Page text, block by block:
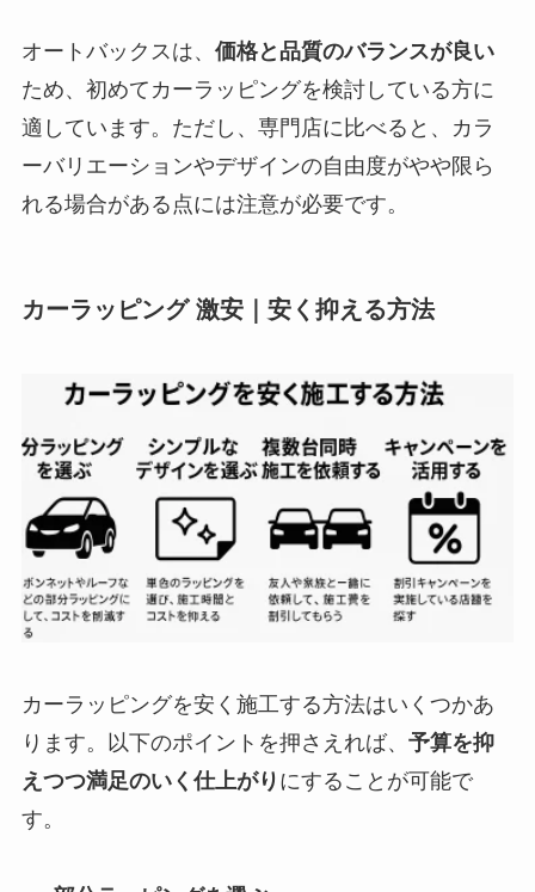
オートバックスは、 価格と品質のバランスが良い
ため、初めてカーラッピングを検討している方に
適しています。ただし、専門店に比べると、カラ
ーバリエーションやデザインの自由度がやや限ら
れる場合がある点には注意が必要です。
カーラッピング 激安｜安く抑える方法
カーラッピングを安く施工する方法はいくつかあ
ります。以下のポイントを押さえれば、 予算を抑
えつつ満足のいく仕上がり にすることが可能で
す。